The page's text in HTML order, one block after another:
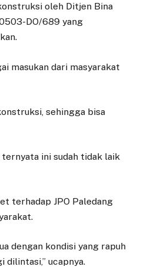
oleh Ditjen Bina
DO/689 yang
masukan dari masyarakat
sehingga bisa
ini sudah tidak laik
terhadap JPO Paledang
dengan kondisi yang rapuh
dilintasi,” ucapnya.